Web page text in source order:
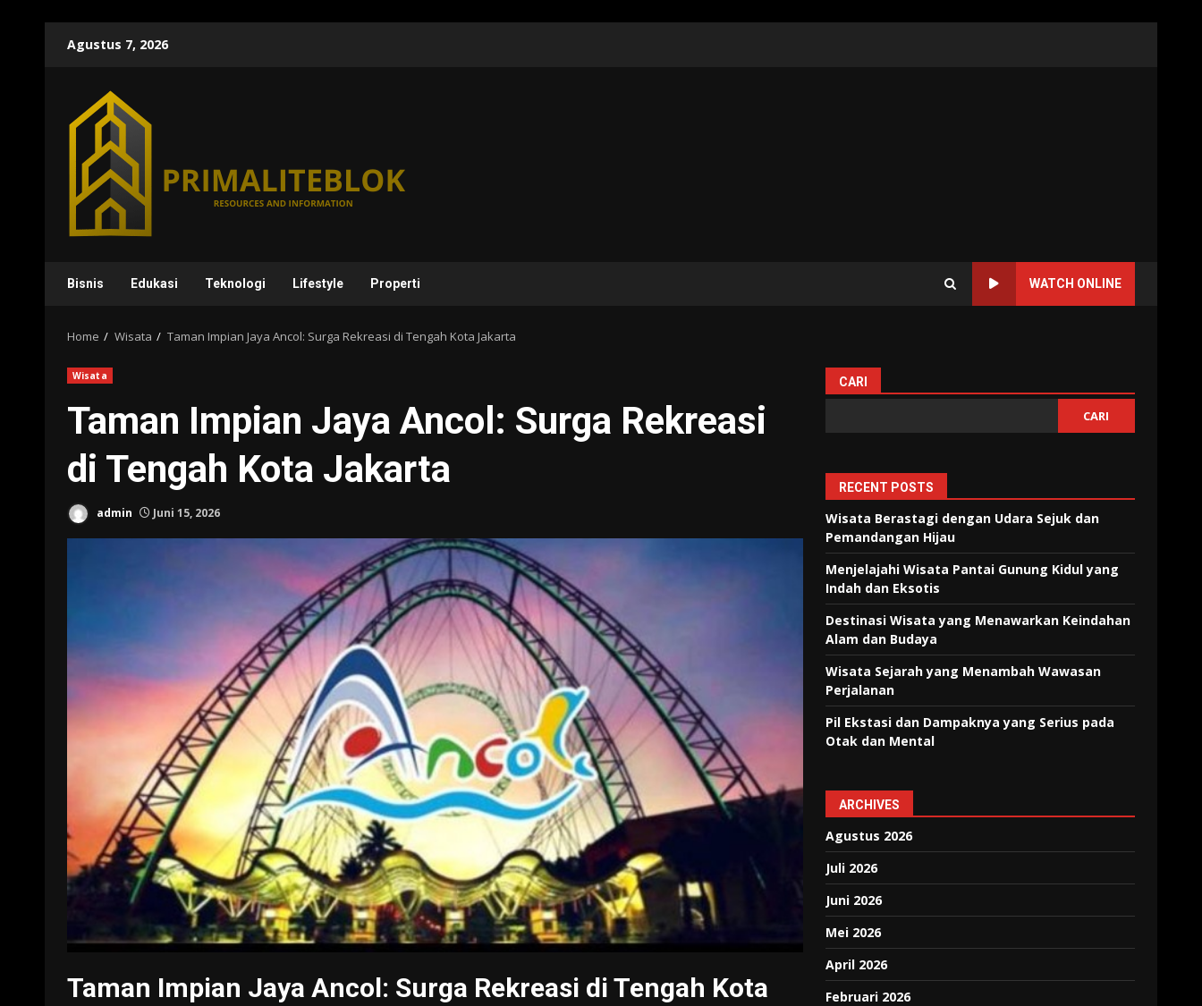
Agustus 7, 2026
Bisnis Edukasi Teknologi Lifestyle Properti WATCH ONLINE
Home Wisata Taman Impian Jaya Ancol: Surga Rekreasi di Tengah Kota Jakarta
Wisata
Taman Impian Jaya Ancol: Surga Rekreasi
di Tengah Kota Jakarta
admin Juni 15, 2026
Taman Impian Jaya Ancol: Surga Rekreasi di Tengah Kota
CARI
CARI
RECENT POSTS
Wisata Berastagi dengan Udara Sejuk dan
Pemandangan Hijau
Menjelajahi Wisata Pantai Gunung Kidul yang
Indah dan Eksotis
Destinasi Wisata yang Menawarkan Keindahan
Alam dan Budaya
Wisata Sejarah yang Menambah Wawasan
Perjalanan
Pil Ekstasi dan Dampaknya yang Serius pada
Otak dan Mental
ARCHIVES
Agustus 2026
Juli 2026
Juni 2026
Mei 2026
April 2026
Februari 2026